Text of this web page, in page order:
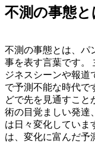
不測の事態と
不測の事態とは、パ
事を表す言葉です。
ジネスシーンや報道
で予測不能な時代で
どで先を見通すこと
術の目覚ましい発達
は日々変化していま
は、変化に富んだ予